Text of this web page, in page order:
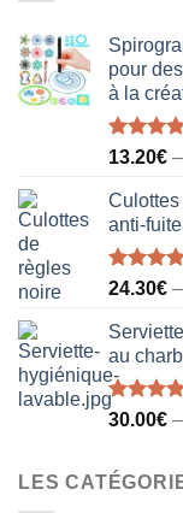
pour
à la
Note5.00
13.20€ –
anti-
Note
24.30€ –
au
Note
30.00€ –
LES